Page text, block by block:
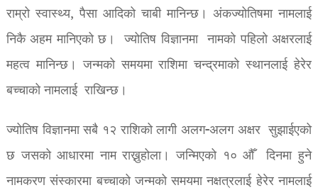
राम्रो स्वास्थ्य, पैसा आदिको चाबी मानिन्छ। अंकज्योतिषमा नामलाई
निकै अहम मानिएको छ। ज्योतिष विज्ञानमा नामको पहिलो अक्षरलाई
महत्व मानिन्छ। जन्मको समयमा राशिमा चन्द्रमाको स्थानलाई हेरेर
बच्चाको नामलाई राखिन्छ।
ज्योतिष विज्ञानमा सबै १२ राशिको लागी अलग-अलग अक्षर सुझाईएको
छ जसको आधारमा नाम राख्नुहोला। जन्मिएको १० औँ दिनमा हुने
नामकरण संस्कारमा बच्चाको जन्मको समयमा नक्षत्रलाई हेरेर नामलाई